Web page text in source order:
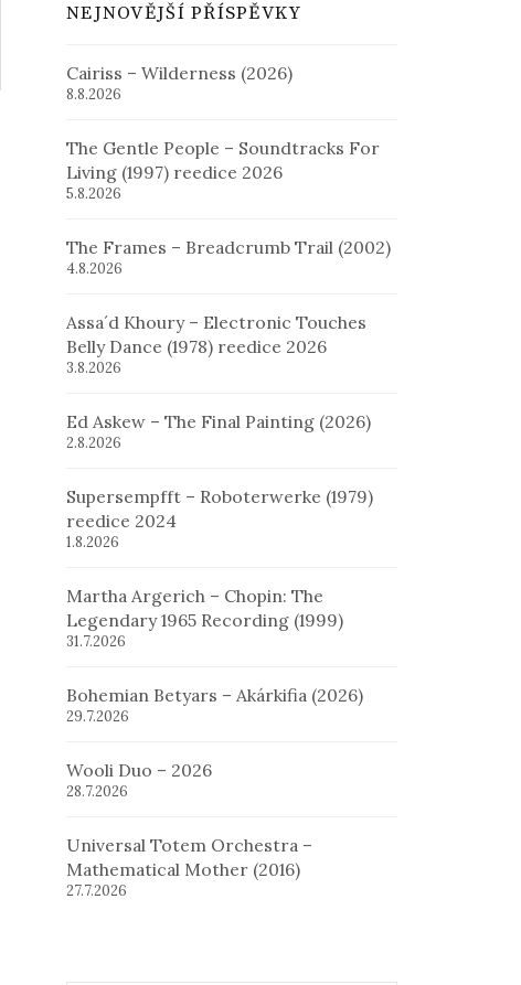
NEJNOVĚJŠÍ PŘÍSPĚVKY
Cairiss – Wilderness (2026)
8.8.2026
The Gentle People – Soundtracks For
Living (1997) reedice 2026
5.8.2026
The Frames – Breadcrumb Trail (2002)
4.8.2026
Assa´d Khoury – Electronic Touches
Belly Dance (1978) reedice 2026
3.8.2026
Ed Askew – The Final Painting (2026)
2.8.2026
Supersempfft – Roboterwerke (1979)
reedice 2024
1.8.2026
Martha Argerich – Chopin: The
Legendary 1965 Recording (1999)
31.7.2026
Bohemian Betyars – Akárkifia (2026)
29.7.2026
Wooli Duo – 2026
28.7.2026
Universal Totem Orchestra –
Mathematical Mother (2016)
27.7.2026